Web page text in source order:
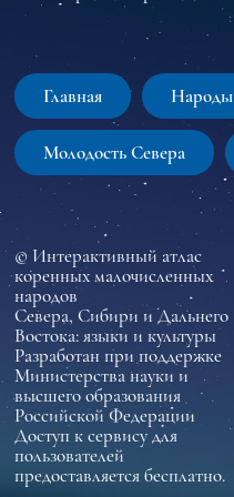
Главная Народы
Молодость Севера
© Интерактивный атлас
коренных малочисленных
народов
Севера, Сибири и Дальнего
Востока: языки и культуры
Разработан при поддержке
Министерства науки и
высшего образования
Российской Федерации
Доступ к сервису для
пользователей
предоставляется бесплатно.